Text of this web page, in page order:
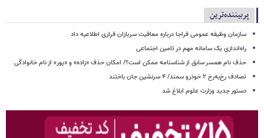
پربیننده‌ترین
سازمان وظیفه عمومی فراجا درباره معافیت سربازان فراری اطلاعیه داد
راه‌اندازی یک سامانه مهم در تامین اجتماعی
حذف نام همسر سابق از شناسنامه ممکن است؟/ امکان حذف «زاده» و «پور» از نام خانوادگی
تصادف رخ‌به‌رخ ۲ خودرو سمند/ ۴ سرنشین جان باختند
دستور جدید وزارت علوم ابلاغ شد